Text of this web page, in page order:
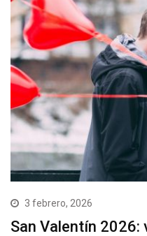
3 febrero, 2026
San Valentín